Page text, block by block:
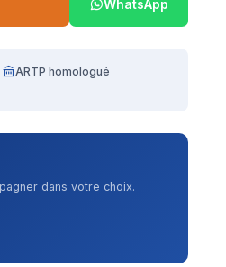
WhatsApp
ARTP homologué
dans votre choix.